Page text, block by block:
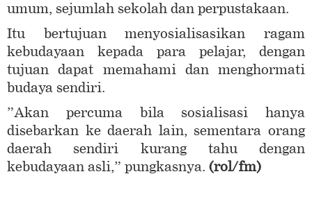
umum, sejumlah sekolah dan perpustakaan.
Itu bertujuan menyosialisasikan ragam
kebudayaan kepada para pelajar, dengan
tujuan dapat memahami dan menghormati
budaya sendiri.
”Akan percuma bila sosialisasi hanya
disebarkan ke daerah lain, sementara orang
daerah sendiri kurang tahu dengan
kebudayaan asli,” pungkasnya. (rol/fm)